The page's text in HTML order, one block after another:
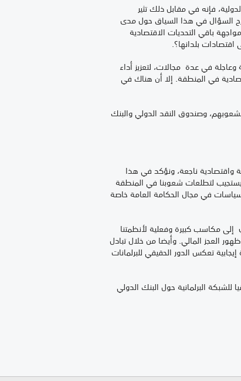
فإنه في مقابل ذلك تثير
السؤال في هذا السياق حول مدى
باقي التحديات الاقتصادية
اقتصادات بلدانها؟.
وعاجلة في عدة مجالات، لتعزيز أداء
في المنطقة. إلا أن هناك في
لشعوبهم، وصندوق النقد الدولي والبنك
واقتصادية ناجعة، ونؤكد في هذا
لتطلعات شعوبنا في المنطقة
في مجال الحكامة العامة خاصة
إلى مكاسب كبيرة وفعلية لأنظمتنا
العجز المالي. وأيضا من خلال تبادل
تعكس الدور الحقيقي للبرلمانات
البرلمانية حول البنك الدولي